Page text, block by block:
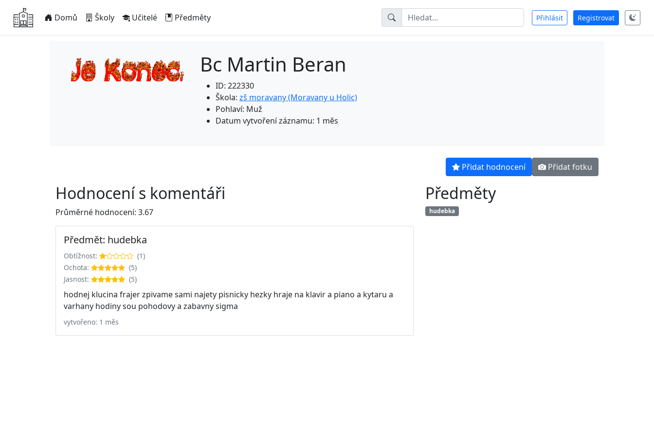
Domů Školy Učitelé Předměty Přihlásit Registrovat
Bc Martin Beran
ID: 222330
Škola: zš moravany (Moravany u Holic)
Pohlaví: Muž
Datum vytvoření záznamu: 1 měs
Přidat hodnocení Přidat fotku
Hodnocení s komentáři
Průměrné hodnocení: 3.67
Předmět: hudebka
Obtížnost:
(1)
Ochota:
(5)
Jasnost:
(5)
hodnej klucina frajer zpivame sami najety pisnicky hezky hraje na klavir a piano a kytaru a
varhany hodiny sou pohodovy a zabavny sigma
vytvořeno: 1 měs
Předměty
hudebka